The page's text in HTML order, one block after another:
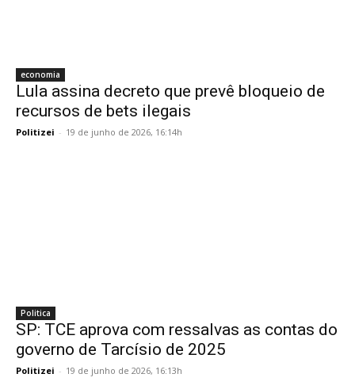
economia
Lula assina decreto que prevê bloqueio de
recursos de bets ilegais
Politizei - 19 de junho de 2026, 16:14h
Politica
SP: TCE aprova com ressalvas as contas do
governo de Tarcísio de 2025
Politizei - 19 de junho de 2026, 16:13h